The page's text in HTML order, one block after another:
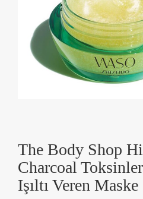
The Body Shop
Charcoal
Işıltı Veren Maske